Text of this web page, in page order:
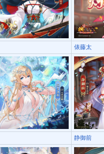
俵藤太
静御前